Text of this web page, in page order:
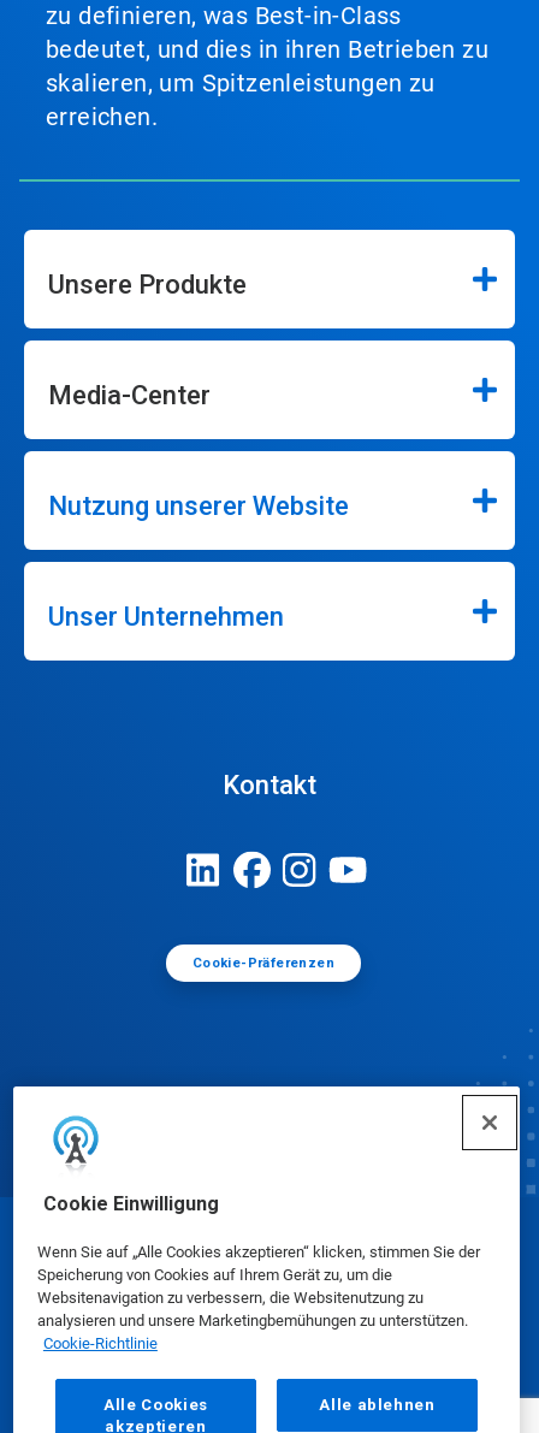
Cookie Einwilligung
Wenn Sie auf „Alle Cookies akzeptieren“ klicken, stimmen Sie der
Speicherung von Cookies auf Ihrem Gerät zu, um die
Websitenavigation zu verbessern, die Websitenutzung zu
analysieren und unsere Marketingbemühungen zu unterstützen.
Cookie-Richtlinie
Alle Cookies
akzeptieren
Alle ablehnen
zu definieren, was Best-in-Class
bedeutet, und dies in ihren Betrieben zu
skalieren, um Spitzenleistungen zu
erreichen.
Unsere Produkte
Media-Center
Nutzung unserer Website
Unser Unternehmen
Kontakt
Cookie-Präferenzen
© Ecolab Inc. 2025
Sicherheitsdatenblätter|Datenschutzrichtlinie